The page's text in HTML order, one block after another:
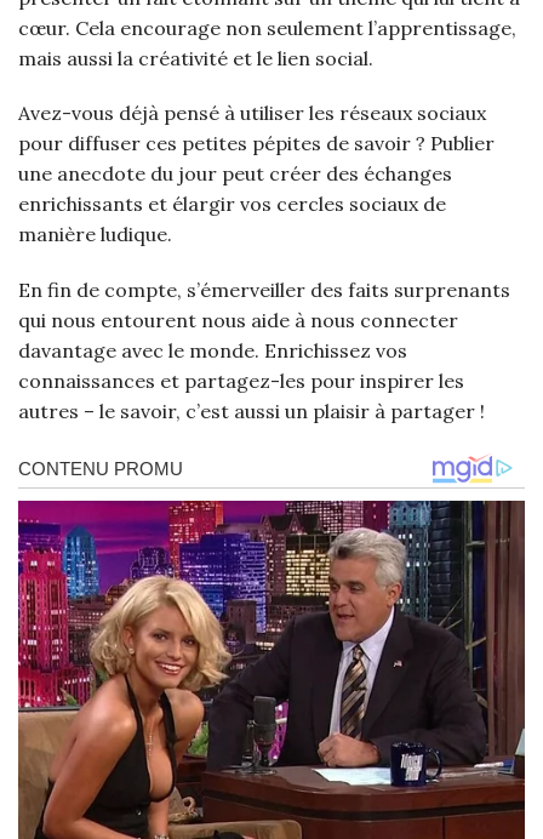
cœur. Cela encourage non seulement l’apprentissage,
mais aussi la créativité et le lien social.
Avez-vous déjà pensé à utiliser les réseaux sociaux
pour diffuser ces petites pépites de savoir ? Publier
une anecdote du jour peut créer des échanges
enrichissants et élargir vos cercles sociaux de
manière ludique.
En fin de compte, s’émerveiller des faits surprenants
qui nous entourent nous aide à nous connecter
davantage avec le monde. Enrichissez vos
connaissances et partagez-les pour inspirer les
autres – le savoir, c’est aussi un plaisir à partager !